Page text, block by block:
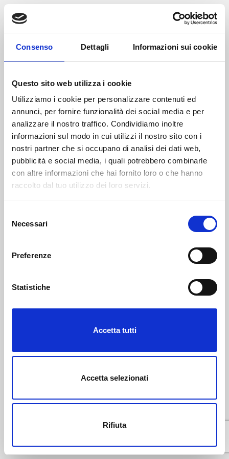
Consenso Dettagli Informazioni sui cookie
Questo sito web utilizza i cookie
Utilizziamo i cookie per personalizzare contenuti ed
annunci, per fornire funzionalità dei social media e per
analizzare il nostro traffico. Condividiamo inoltre
informazioni sul modo in cui utilizzi il nostro sito con i
nostri partner che si occupano di analisi dei dati web,
pubblicità e social media, i quali potrebbero combinarle
con altre informazioni che hai fornito loro o che hanno
raccolto dal tuo utilizzo dei loro servizi.
delNecessari
Preferenze
Statistiche
Accetta tutti
Accetta selezionati
Rifiuta